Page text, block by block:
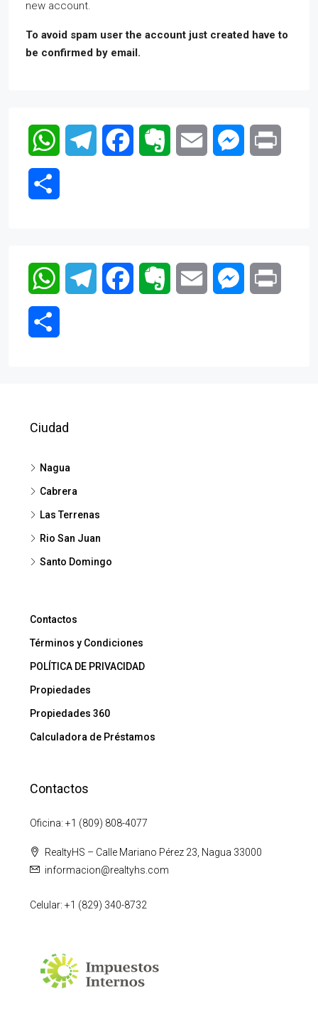
new account.
To avoid spam user the account just created have to
be confirmed by email.
WhatsAppTelegram FacebookEvernote Email Messenger
WhatsAppTelegram FacebookEvernote Email Messenger
Ciudad
Nagua
Cabrera
Las Terrenas
Rio San Juan
Santo Domingo
Contactos
Términos y Condiciones
POLÍTICA DE PRIVACIDAD
Propiedades
Propiedades 360
Calculadora de Préstamos
Contactos
Oficina: +1 (809) 808-4077
RealtyHS – Calle Mariano Pérez 23, Nagua 33000
informacion@realtyhs.com
Celular: +1 (829) 340-8732